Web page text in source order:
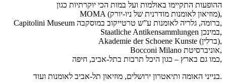
ההופעות התקיימו באולמות ועל במות הכי יוקרתיות כגון
MOMA (מוזיאון לאומנות מודרנית של ניו-יורק),
Capitolini Museum ברומה, גלריה לאומנות ע”ש טרטייקוב במוסקבה,
Staatliche Antikensammlungen במינכן,
Akademie der Schoene Kunste (ברלין),
Bocconi Milano אוניברסיטת,
כמו גם בארץ – כגון היכל תרבות בתל-אביב, חיפה,
בנייני האומה ותיאטרון ירושלים, מוזיאון תל-אביב לאומנות ועוד.